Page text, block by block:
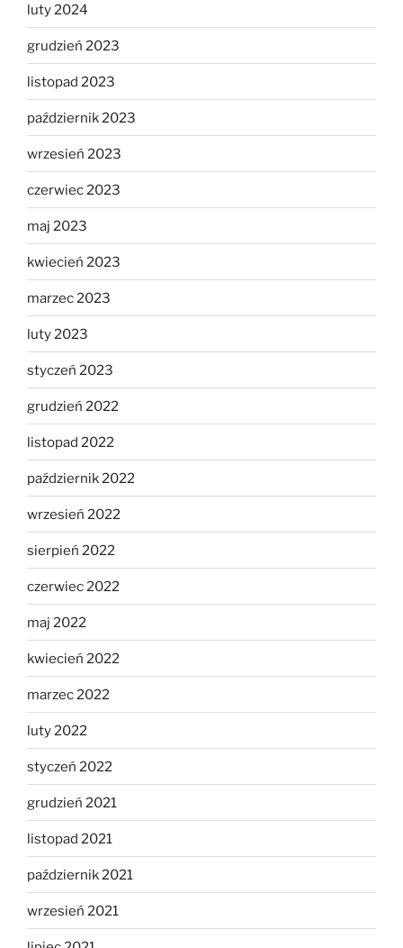
luty 2024
grudzień 2023
listopad 2023
październik 2023
wrzesień 2023
czerwiec 2023
maj 2023
kwiecień 2023
marzec 2023
luty 2023
styczeń 2023
grudzień 2022
listopad 2022
październik 2022
wrzesień 2022
sierpień 2022
czerwiec 2022
maj 2022
kwiecień 2022
marzec 2022
luty 2022
styczeń 2022
grudzień 2021
listopad 2021
październik 2021
wrzesień 2021